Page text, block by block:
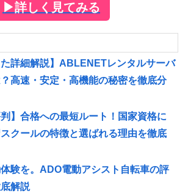
▶詳しく見てみる
た詳細解説】ABLENETレンタルサーバ
高速・安定・高機能の秘密を徹底分
判】合格への最短ルート！国家資格に
クールの特徴と選ばれる理由を徹底
験を。ADO電動アシスト自転車の評
解説